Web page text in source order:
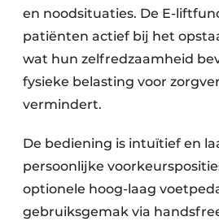
en noodsituaties. De E-
patiënten actief bij het
wat hun zelfredzaamheid
fysieke belasting voor
vermindert.
De bediening is intuïtief en
persoonlijke
optionele hoog-laag
gebruiksgemak via